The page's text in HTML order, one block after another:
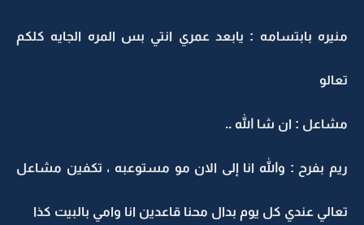
منيره بابتسامه : يابعد عمري انتي بس المره الجايه كلكم
تعالو
مشاعل : ان شا الله ..
ريم بفرح : والله انا إلى الان مو مستوعبه ، تكفين مشاعل
تعالي عندي كل يوم بدال محنا قاعدين انا وامي بالبيت كذا